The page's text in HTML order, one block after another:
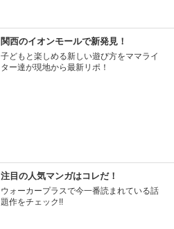
関西のイオンモールで新発見！
子どもと楽しめる新しい遊び方をママライ
ター達が現地から最新リポ！
注目の人気マンガはコレだ！
ウォーカープラスで今一番読まれている話
題作をチェック!!